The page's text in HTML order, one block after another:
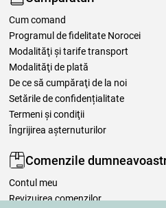
Cum comand
Programul de fidelitate Norocei
Modalităţi şi tarife transport
Modalităţi de plată
De ce să cumpăraţi de la noi
Setările de confidențialitate
Termeni şi condiţii
Îngrijirea așternuturilor
Comenzile
Contul meu
Revizuirea comenzilor